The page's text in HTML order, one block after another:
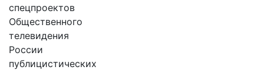
спецпроектов
Общественного
телевидения
России
публицистических